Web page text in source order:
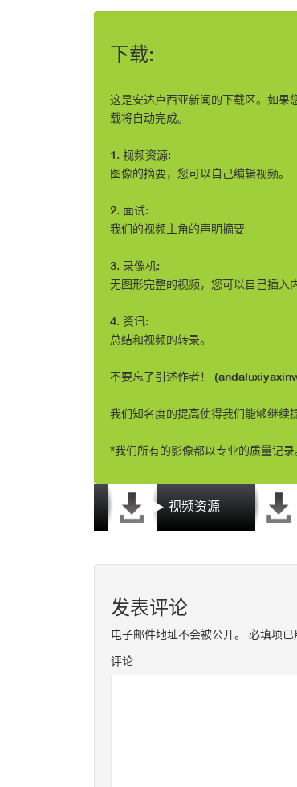
下载:
这是安达卢西亚新闻的下载区。如果
载将自动完成。
1. 视频资源:
图像的摘要，您可以自己编辑视频。
2. 面试:
我们的视频主角的声明摘要
3. 录像机:
无图形完整的视频，您可以自己插入
4. 资讯:
总结和视频的转录。
不要忘了引述作者！
我们知名度的提高使得我们能够继续
*我们所有的影像都以专业的质量记录
视频资源
发表评论
电子邮件地址不会被公开。 必填项已
评论